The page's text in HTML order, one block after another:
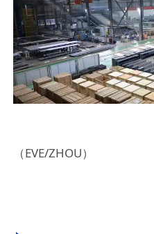
（EVE/ZHOU）